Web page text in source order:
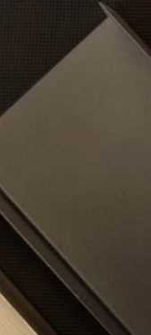
для удобной
высоких деревянных
на несколько
хранение
к ним.
коробки шириной 150
внутри ящика,
в зависимости от
и дополнена
которым
и использовать в